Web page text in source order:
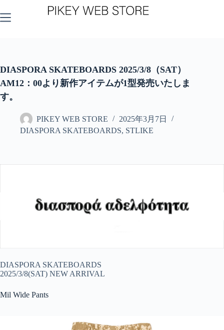
ン
ス
ッ
プ
DIASPORA SKATEBOARDS 2025/3/8（SAT）
AM12：00より新作アイテムが1型発売いたしま
す。
PIKEY WEB STORE
2025年3月7日
DIASPORA SKATEBOARDS, STLIKE
DIASPORA SKATEBOARDS
2025/3/8(SAT) NEW ARRIVAL
Mil Wide Pants